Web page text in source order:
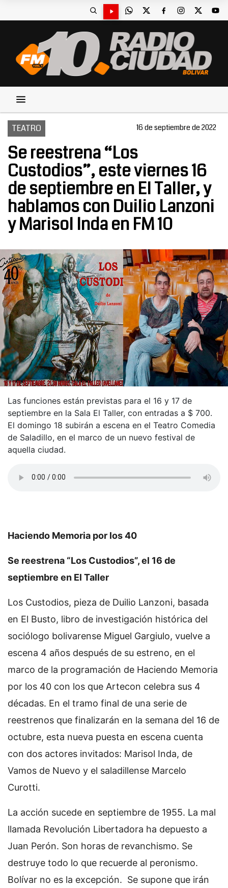
TEATRO 16 de septiembre de 2022
Se reestrena “Los
Custodios”, este viernes 16
de septiembre en El Taller, y
hablamos con Duilio Lanzoni
y Marisol Inda en FM 10
Las funciones están previstas para el 16 y 17 de
septiembre en la Sala El Taller, con entradas a $ 700.
El domingo 18 subirán a escena en el Teatro Comedia
de Saladillo, en el marco de un nuevo festival de
aquella ciudad.
Haciendo Memoria por los 40
Se reestrena “Los Custodios”, el 16 de
septiembre en El Taller
Los Custodios, pieza de Duilio Lanzoni, basada
en El Busto, libro de investigación histórica del
sociólogo bolivarense Miguel Gargiulo, vuelve a
escena 4 años después de su estreno, en el
marco de la programación de Haciendo Memoria
por los 40 con los que Artecon celebra sus 4
décadas. En el tramo final de una serie de
reestrenos que finalizarán en la semana del 16 de
octubre, esta nueva puesta en escena cuenta
con dos actores invitados: Marisol Inda, de
Vamos de Nuevo y el saladillense Marcelo
Curotti.
La acción sucede en septiembre de 1955. La mal
llamada Revolución Libertadora ha depuesto a
Juan Perón. Son horas de revanchismo. Se
destruye todo lo que recuerde al peronismo.
Bolívar no es la excepción. Se supone que irán